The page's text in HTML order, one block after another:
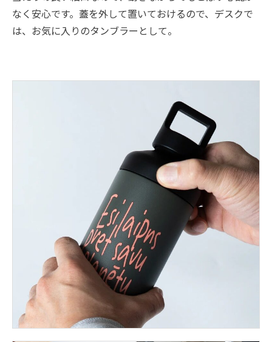
なく安心です。蓋を外して置いておけるので、デスクで
は、お気に入りのタンブラーとして。